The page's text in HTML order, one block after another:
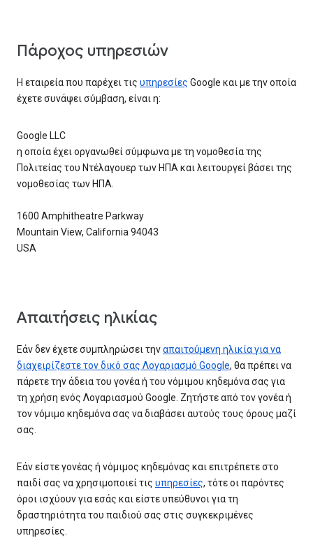
Πάροχος υπηρεσιών
Η εταιρεία που παρέχει τις υπηρεσίες Google και με την οποία
έχετε συνάψει σύμβαση, είναι η:
Google LLC
η οποία έχει οργανωθεί σύμφωνα με τη νομοθεσία της
Πολιτείας του Ντέλαγουερ των ΗΠΑ και λειτουργεί βάσει της
νομοθεσίας των ΗΠΑ.
1600 Amphitheatre Parkway
Mountain View, California 94043
USA
Απαιτήσεις ηλικίας
Εάν δεν έχετε συμπληρώσει τηναπαιτούμενη ηλικία για να
διαχειρίζεστε τον δικό σας Λογαριασμό Google, θα πρέπει να
πάρετε την άδεια του γονέα ή του νόμιμου κηδεμόνα σας για
τη χρήση ενός Λογαριασμού Google. Ζητήστε από τον γονέα ή
τον νόμιμο κηδεμόνα σας να διαβάσει αυτούς τους όρους μαζί
σας.
Εάν είστε γονέας ή νόμιμος κηδεμόνας και επιτρέπετε στο
παιδί σας να χρησιμοποιεί τις υπηρεσίες, τότε οι παρόντες
όροι ισχύουν για εσάς και είστε υπεύθυνοι για τη
δραστηριότητα του παιδιού σας στις συγκεκριμένες
υπηρεσίες.